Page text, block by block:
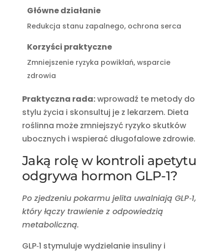
Główne działanie
Redukcja stanu zapalnego, ochrona serca
Korzyści praktyczne
Zmniejszenie ryzyka powikłań, wsparcie
zdrowia
Praktyczna rada:wprowadź te metody do
stylu życia i skonsultuj je z lekarzem. Dieta
roślinna może zmniejszyć ryzyko skutków
ubocznych i wspierać długofalowe zdrowie.
Jaką rolę w kontroli apetytu
odgrywa hormon GLP-1?
Po zjedzeniu pokarmu jelita uwalniają GLP‑1,
który łączy trawienie z odpowiedzią
metaboliczną.
GLP‑1 stymuluje wydzielanie insuliny i